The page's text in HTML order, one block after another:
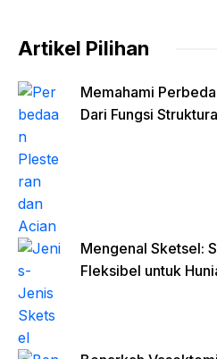
Artikel Pilihan
Memahami
Dari Fungsi
Mengenal Sketsel:
Fleksibel untuk